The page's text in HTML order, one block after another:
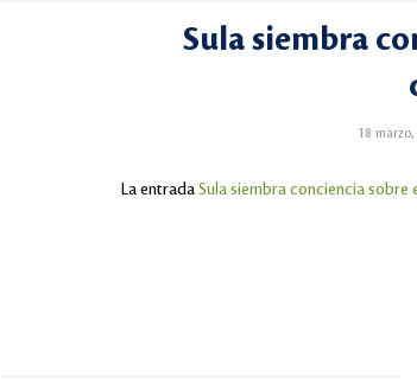
Sula siembra
18 marzo,
La entrada Sula siembra conciencia sobre